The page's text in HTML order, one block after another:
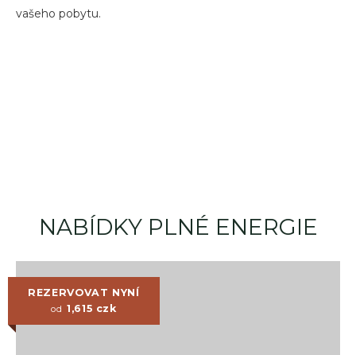
vašeho pobytu.
NABÍDKY PLNÉ ENERGIE
REZERVOVAT NYNÍ
od 1,615 czk